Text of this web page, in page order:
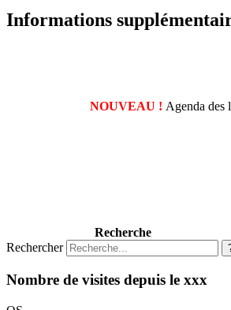
Informations
NOUVEAU ! Agenda des
Recherche
Rechercher
Nombre de visites depuis le xxx